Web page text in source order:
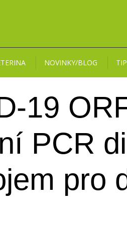
NOVINKY/BLOG
19
PCR
pro